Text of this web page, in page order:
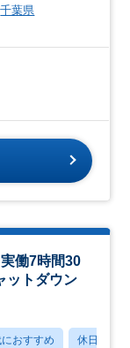
千葉県
働7時間30
ットダウン
おすすめ 休日120日